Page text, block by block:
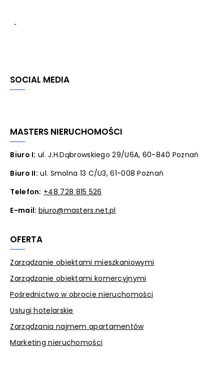
SOCIAL MEDIA
MASTERS NIERUCHOMOŚCI
Biuro I: ul. J.H.Dąbrowskiego 29/U6A, 60-840 Poznań
Biuro II: ul. Smolna 13 C/U3, 61-008 Poznań
Telefon: +48 728 815 526
E-mail: biuro@masters.net.pl
OFERTA
Zarządzanie obiektami mieszkaniowymi
Zarządzanie obiektami komercyjnymi
Pośrednictwo w obrocie nieruchomości
Usługi hotelarskie
Zarządzania najmem apartamentów
Marketing nieruchomości